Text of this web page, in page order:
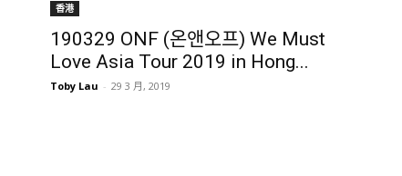
香港
190329 ONF (온앤오프) We Must
Love Asia Tour 2019 in Hong...
Toby Lau - 29 3 月, 2019